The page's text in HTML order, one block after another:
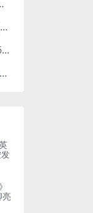
印php源码
Java多语言跨境电商外贸商城TikToKshop内嵌商城I商家入驻I一键铺
新版绿豆视频APP源码V6.6 免授权插件版
PHP进销存源码ERP多仓库管理系统 手机版进销存 php网络版进销存小程序
亮